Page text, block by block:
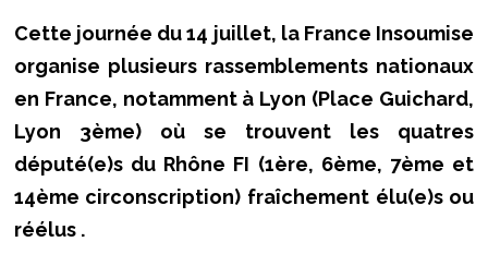
Cette journée du 14 juillet, la France Insoumise
organise plusieurs rassemblements nationaux
en France, notamment à Lyon (Place Guichard,
Lyon 3ème) où se trouvent les quatres
député(e)s du Rhône FI (1ère, 6ème, 7ème et
14ème circonscription) fraîchement élu(e)s ou
réélus .